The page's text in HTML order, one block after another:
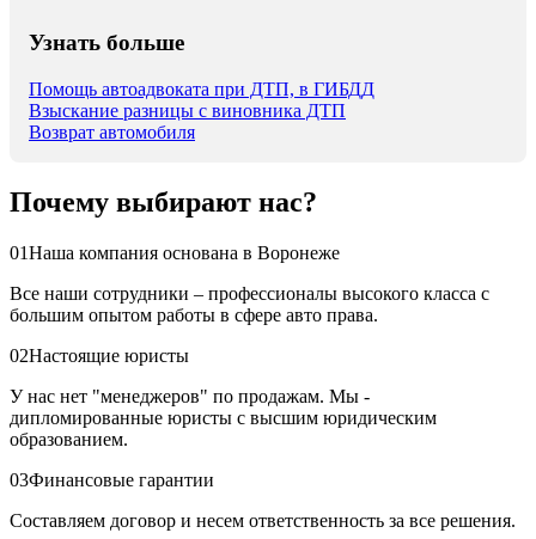
Узнать больше
Помощь автоадвоката при ДТП, в ГИБДД
Взыскание разницы с виновника ДТП
Возврат автомобиля
Почему выбирают нас?
01Наша компания основана в Воронеже
Все наши сотрудники – профессионалы высокого класса с
большим опытом работы в сфере авто права.
02Настоящие юристы
У нас нет "менеджеров" по продажам. Мы -
дипломированные юристы с высшим юридическим
образованием.
03Финансовые гарантии
Составляем договор и несем ответственность за все решения.